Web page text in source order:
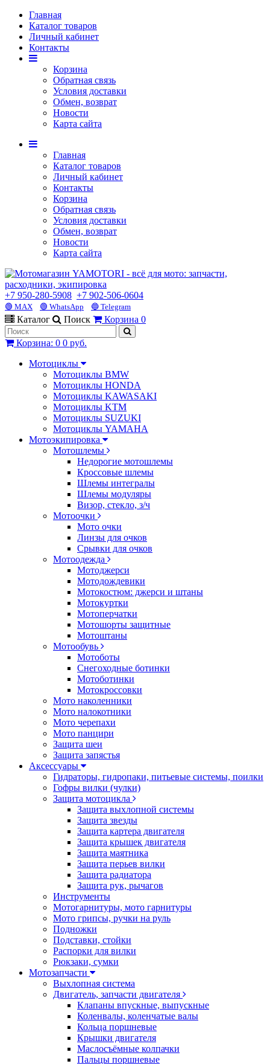
Главная
Каталог товаров
Личный кабинет
Контакты
Корзина
Обратная связь
Условия доставки
Обмен, возврат
Новости
Карта сайта
Главная
Каталог товаров
Личный кабинет
Контакты
Корзина
Обратная связь
Условия доставки
Обмен, возврат
Новости
Карта сайта
+7 950-280-5908 +7 902-506-0604
🟢 MAX 🟢 WhatsApp 🔵 Telegram
Каталог Поиск Корзина 0
Корзина: 0 0 руб.
Мотоциклы
Мотоциклы BMW
Мотоциклы HONDA
Мотоциклы KAWASAKI
Мотоциклы KTM
Мотоциклы SUZUKI
Мотоциклы YAMAHA
Мотоэкипировка
Мотошлемы
Недорогие мотошлемы
Кроссовые шлемы
Шлемы интегралы
Шлемы модуляры
Визор, стекло, з/ч
Мотоочки
Мото очки
Линзы для очков
Срывки для очков
Мотоодежда
Мотоджерси
Мотодождевики
Мотокостюм: джерси и штаны
Мотокуртки
Мотоперчатки
Мотошорты защитные
Мотоштаны
Мотообувь
Мотоботы
Снегоходные ботинки
Мотоботинки
Мотокроссовки
Мото наколенники
Мото налокотники
Мото черепахи
Мото панцири
Защита шеи
Защита запястья
Аксессуары
Гидраторы, гидропаки, питьевые системы, поилки
Гофры вилки (чулки)
Защита мотоцикла
Защита выхлопной системы
Защита звезды
Защита картера двигателя
Защита крышек двигателя
Защита маятника
Защита перьев вилки
Защита радиатора
Защита рук, рычагов
Инструменты
Мотогарнитуры, мото гарнитуры
Мото грипсы, ручки на руль
Подножки
Подставки, стойки
Распорки для вилки
Рюкзаки, сумки
Мотозапчасти
Выхлопная система
Двигатель, запчасти двигателя
Клапаны впускные, выпускные
Коленвалы, коленчатые валы
Кольца поршневые
Крышки двигателя
Маслосъёмные колпачки
Пальцы поршневые